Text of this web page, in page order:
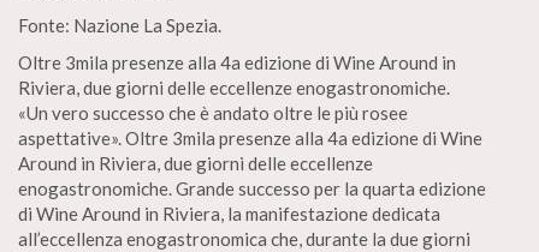
Fonte: Nazione La Spezia.
Oltre 3mila presenze alla 4a edizione di Wine Around in
Riviera, due giorni delle eccellenze enogastronomiche.
«Un vero successo che è andato oltre le più rosee
aspettative». Oltre 3mila presenze alla 4a edizione di Wine
Around in Riviera, due giorni delle eccellenze
enogastronomiche. Grande successo per la quarta edizione
di Wine Around in Riviera, la manifestazione dedicata
all’eccellenza enogastronomica che, durante la due giorni